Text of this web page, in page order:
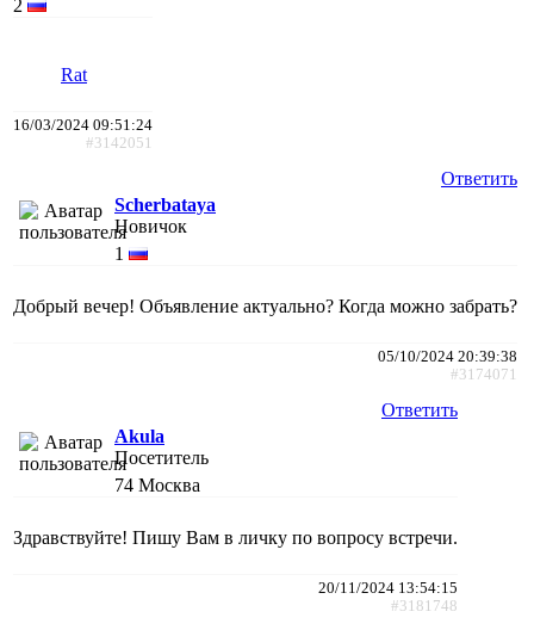
2
Rat
16/03/2024 09:51:24
#3142051
Ответить
Scherbataya
Новичок
1
Добрый вечер! Объявление актуально? Когда можно забрать?
05/10/2024 20:39:38
#3174071
Ответить
Akula
Посетитель
74 Москва
Здравствуйте! Пишу Вам в личку по вопросу встречи.
20/11/2024 13:54:15
#3181748